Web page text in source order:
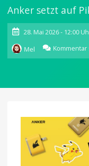
Anker setzt auf
28. Mai 2026 - 12:00
Mel